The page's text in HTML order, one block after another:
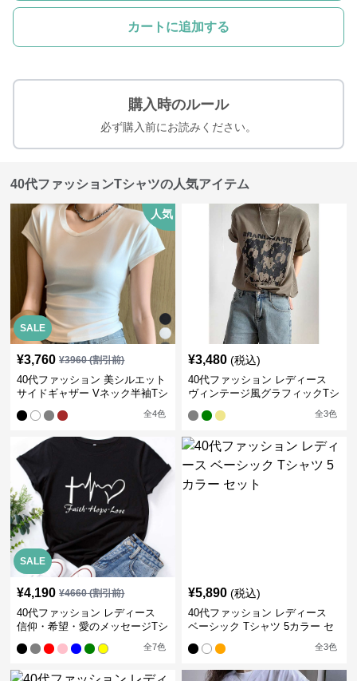
カートに追加する
購入時のルール
必ず購入前にお読みください。
40代ファッションTシャツの人気アイテム
SALE
人気
¥3,760 ¥3960(割引前)
40代ファッション 美シルエット
サイドギャザー Vネック半袖Tシ
全4色
¥3,480 (税込)
40代ファッション レディース
ヴィンテージ風グラフィックTシ
全3色
SALE
¥4,190 ¥4660(割引前)
40代ファッション レディース
信仰・希望・愛のメッセージTシ
全7色
¥5,890 (税込)
40代ファッション レディース
ベーシック Tシャツ 5カラー セ
全3色